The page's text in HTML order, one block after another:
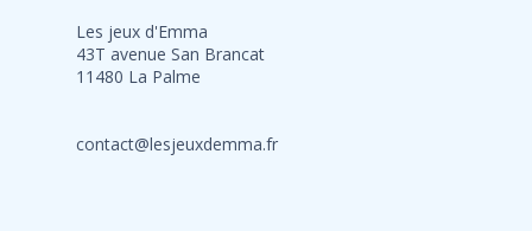
Les jeux d'Emma
43T avenue San Brancat
11480 La Palme
contact@lesjeuxdemma.fr